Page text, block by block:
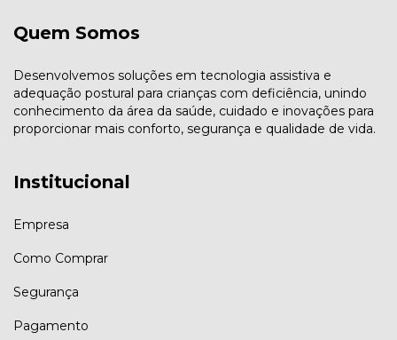
Quem Somos
Desenvolvemos soluções em tecnologia assistiva e
adequação postural para crianças com deficiência, unindo
conhecimento da área da saúde, cuidado e inovações para
proporcionar mais conforto, segurança e qualidade de vida.
Institucional
Empresa
Como Comprar
Segurança
Pagamento